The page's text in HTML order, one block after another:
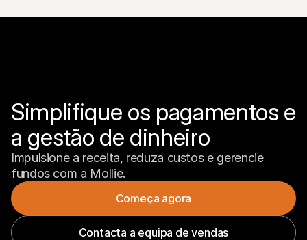
Simplifique os pagamentos e
a gestão de dinheiro
Impulsione a receita, reduza custos e gerencie
fundos com a Mollie.
Começa agora
Contacta a equipa de vendas